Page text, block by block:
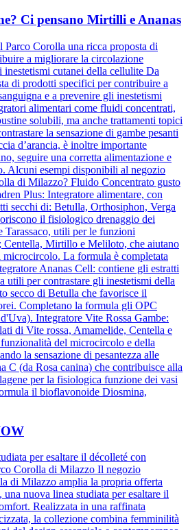
Ci pensano Mirtilli e Ananas
Corolla una ricca proposta di
a migliorare la circolazione
inestetismi cutanei della cellulite Da
di prodotti specifici per contribuire a
e a prevenire gli inestetismi
alimentari come fluidi concentrati,
solubili, ma anche trattamenti topici
la sensazione di gambe pesanti
d’arancia, è inoltre importante
seguire una corretta alimentazione e
Alcuni esempi disponibili al negozio
di Milazzo? Fluido Concentrato gusto
Plus: Integratore alimentare, con
secchi di: Betulla, Orthosiphon, Verga
il fisiologico drenaggio dei
utili per le funzioni
Centella, Mirtillo e Meliloto, che aiutano
La formula è completata
Ananas Cell: contiene gli estratti
utili per contrastare gli inestetismi della
secco di Betulla che favorisce il
Completano la formula gli OPC
Integratore Vite Rossa Gambe:
di Vite rossa, Amamelide, Centella e
del microcircolo e della
la sensazione di pesantezza alle
C (da Rosa canina) che contribuisce alla
per la fisiologica funzione dei vasi
il bioflavonoide Diosmina,
per esaltare il décolleté con
Corolla di Milazzo Il negozio
di Milazzo amplia la propria offerta
nuova linea studiata per esaltare il
Realizzata in una raffinata
la collezione combina femminilità